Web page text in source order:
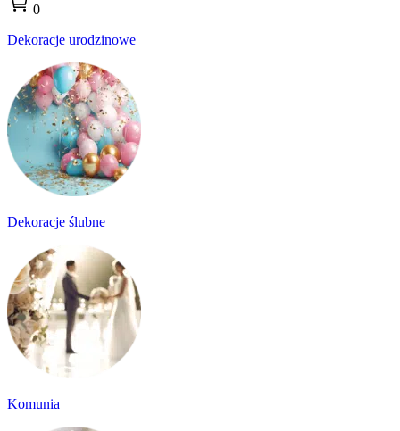
0
Dekoracje urodzinowe
Dekoracje ślubne
Komunia